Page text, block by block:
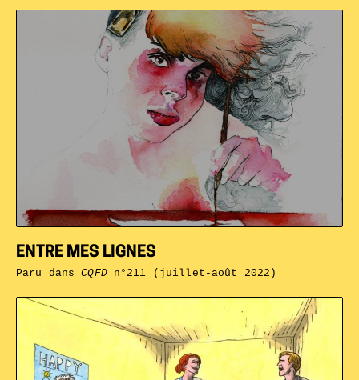
ENTRE MES LIGNES
Paru dansCQFDn°211 (juillet-août 2022)